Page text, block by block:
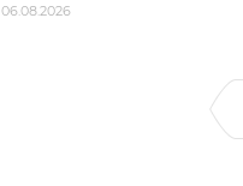
06.08.2026